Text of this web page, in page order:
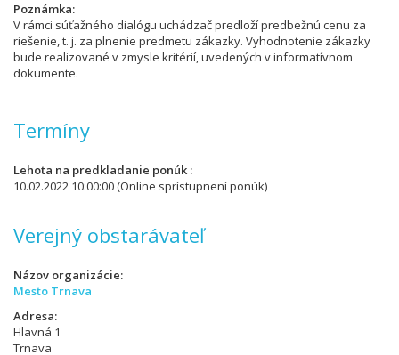
Poznámka
V rámci súťažného dialógu uchádzač predloží predbežnú cenu za
riešenie, t. j. za plnenie predmetu zákazky. Vyhodnotenie zákazky
bude realizované v zmysle kritérií, uvedených v informatívnom
dokumente.
Termíny
Lehota na predkladanie ponúk
10.02.2022 10:00:00(Online sprístupnení ponúk)
Verejný obstarávateľ
Názov organizácie
Mesto Trnava
Adresa
Hlavná 1
Trnava